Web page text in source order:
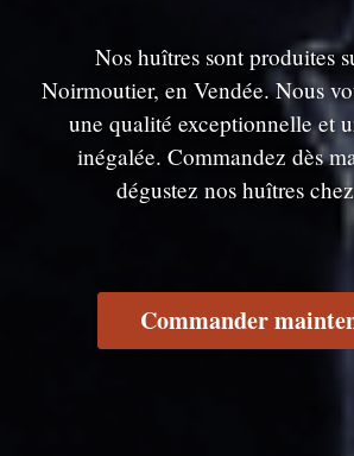
Nos huîtres sont produites
Noirmoutier, en Vendée. Nous
une qualité exceptionnelle et
inégalée. Commandez dès
dégustez nos huîtres
Commander